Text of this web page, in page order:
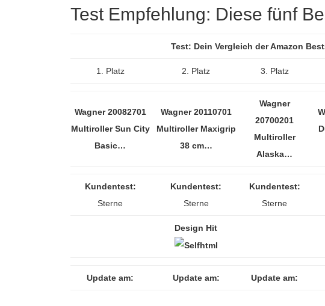
Test Empfehlung: Diese fünf
Test: Dein Vergleich der Amazon
1. Platz 2. Platz 3. Platz
Wagner 20082701
Multiroller Sun City
Basic…
Wagner 20110701
Multiroller Maxigrip
38 cm…
Wagner
20700201
Multiroller
Alaska…
Kundentest:
Sterne
Kundentest:
Sterne
Kundentest:
Sterne
Design Hit
Update am: Update am: Update am: